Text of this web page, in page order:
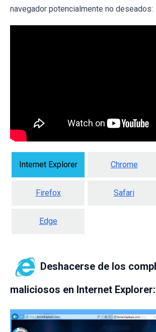
navegador potencialmente no deseados:
Internet Explorer Chrome
Firefox Safari
Edge
Deshacerse de los
maliciosos en Internet Explorer: